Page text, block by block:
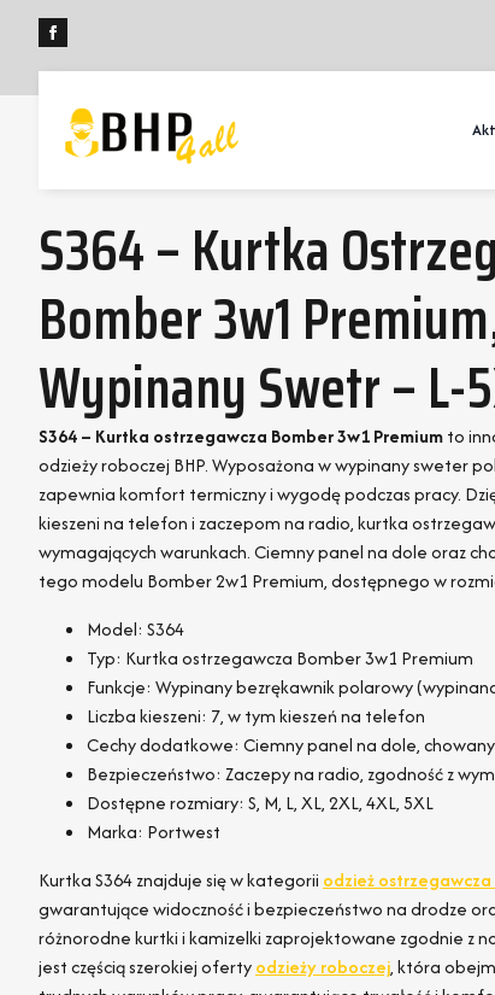
S364 – Kurtka
Bomber 3w1
Wypinany Swetr – L-
S364 – Kurtka ostrzegawcza Bomber 3w1 Premiumto
odzieży roboczej BHP. Wyposażona w wypinany sweter
zapewnia komfort termiczny i wygodę podczas pracy.
kieszeni na telefon i zaczepom na radio, kurtka
wymagających warunkach. Ciemny panel na dole oraz
tego modelu Bomber 2w1 Premium, dostępnego w
Model: S364
Typ: Kurtka ostrzegawcza Bomber 3w1 Premium
Funkcje: Wypinany bezrękawnik polarowy
Liczba kieszeni: 7, w tym kieszeń na telefon
Cechy dodatkowe: Ciemny panel na dole,
Bezpieczeństwo: Zaczepy na radio, zgodność z
Dostępne rozmiary: S, M, L, XL, 2XL, 4XL, 5XL
Marka: Portwest
Kurtka S364 znajduje się w kategorii odzież ostrzegawcza
gwarantujące widoczność i bezpieczeństwo na drodze
różnorodne kurtki i kamizelki zaprojektowane zgodnie z
jest częścią szerokiej ofertyodzieży roboczej, która